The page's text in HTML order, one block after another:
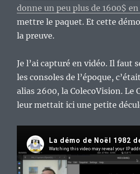
donne un peu plus de 1600$ en
mettre le paquet. Et cette
la preuve.
Je l’ai capturé en vidéo. Il faut
les consoles de l’époque,
alias 2600, la ColecoVision. Le
leur mettait ici une petite